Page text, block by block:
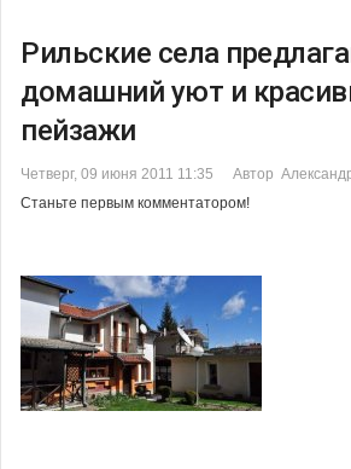
Рильские села
домашний уют и
пейзажи
Четверг, 09 июня 2011 11:35
Автор
Станьте первым комментатором!